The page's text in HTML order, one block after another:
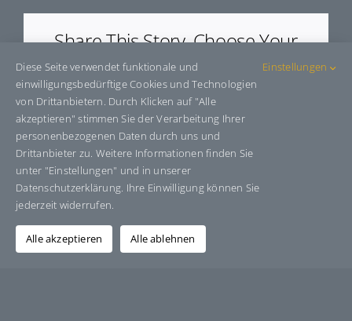
Share This Story, Choose Your
Platform!
Facebook Bluesky WhatsAppTelegram
E-
Mail
Über den Autor: Grafik-Design-Jutta-Sucker
Diese Seite verwendet funktionale und
einwilligungsbedürftige Cookies und Technologien
von Drittanbietern. Durch Klicken auf "Alle
akzeptieren" stimmen Sie der Verarbeitung Ihrer
personenbezogenen Daten durch uns und
Drittanbieter zu. Weitere Informationen finden Sie
unter "Einstellungen" und in unserer
Datenschutzerklärung. Ihre Einwilligung können Sie
jederzeit widerrufen.
Einstellungen
Alle akzeptieren Alle ablehnen